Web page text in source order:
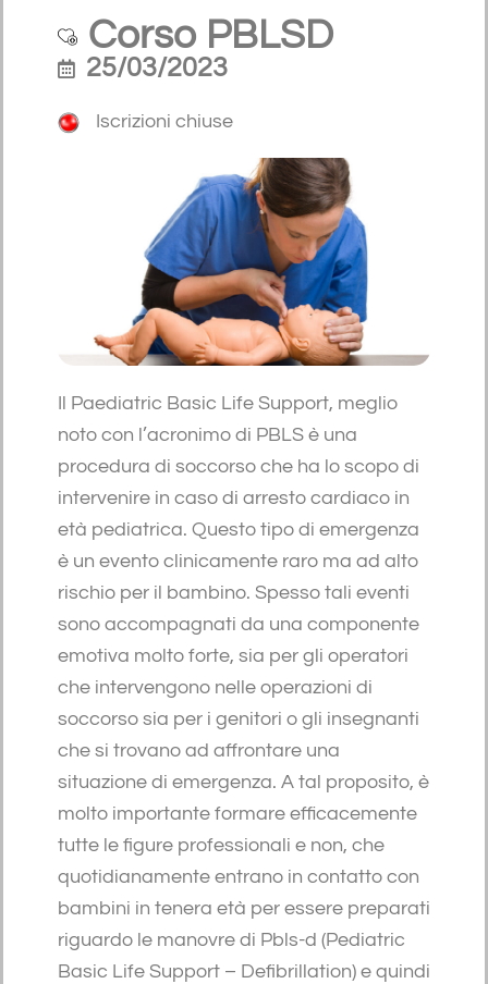
Corso PBLSD
25/03/2023
Iscrizioni chiuse
Il Paediatric Basic Life Support, meglio
noto con l’acronimo di PBLS è una
procedura di soccorso che ha lo scopo di
intervenire in caso di arresto cardiaco in
età pediatrica. Questo tipo di emergenza
è un evento clinicamente raro ma ad alto
rischio per il bambino. Spesso tali eventi
sono accompagnati da una componente
emotiva molto forte, sia per gli operatori
che intervengono nelle operazioni di
soccorso sia per i genitori o gli insegnanti
che si trovano ad affrontare una
situazione di emergenza. A tal proposito, è
molto importante formare efficacemente
tutte le figure professionali e non, che
quotidianamente entrano in contatto con
bambini in tenera età per essere preparati
riguardo le manovre di Pbls-d (Pediatric
Basic Life Support – Defibrillation) e quindi